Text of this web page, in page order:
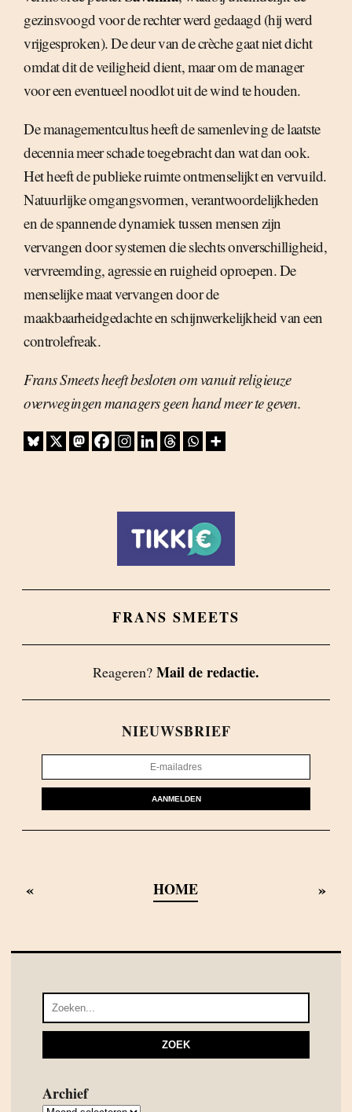
gezinsvoogd voor de rechter werd gedaagd (hij werd
vrijgesproken). De deur van de crèche gaat niet dicht
omdat dit de veiligheid dient, maar om de manager
voor een eventueel noodlot uit de wind te houden.
De managementcultus heeft de samenleving de laatste
decennia meer schade toegebracht dan wat dan ook.
Het heeft de publieke ruimte ontmenselijkt en vervuild.
Natuurlijke omgangsvormen, verantwoordelijkheden
en de spannende dynamiek tussen mensen zijn
vervangen door systemen die slechts onverschilligheid,
vervreemding, agressie en ruigheid oproepen. De
menselijke maat vervangen door de
maakbaarheidgedachte en schijnwerkelijkheid van een
controlefreak.
Frans Smeets heeft besloten om vanuit religieuze
overwegingen managers geen hand meer te geven.
FRANS SMEETS
Reageren? Mail de redactie.
NIEUWSBRIEF
AANMELDEN
« HOME »
Archief